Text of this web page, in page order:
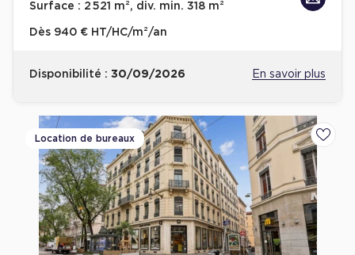
Surface : 2 521 m², div. min. 318 m²
Dès 940 € HT/HC/m²/an
Disponibilité : 30/09/2026 En savoir plus
Location de bureaux